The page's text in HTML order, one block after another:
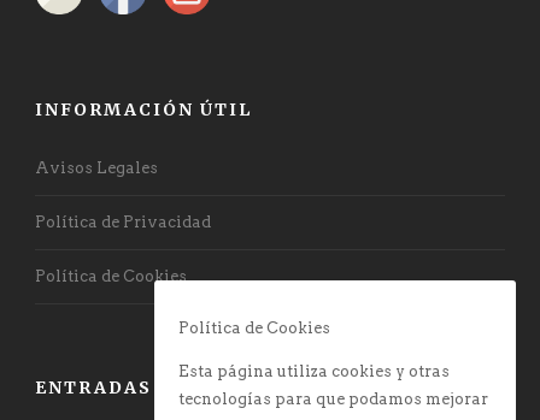
INFORMACIÓN ÚTIL
Avisos Legales
Política de Privacidad
Política de Cookies
ENTRADAS RECIENTES
Política de Cookies
Esta página utiliza cookies y otras
tecnologías para que podamos mejorar